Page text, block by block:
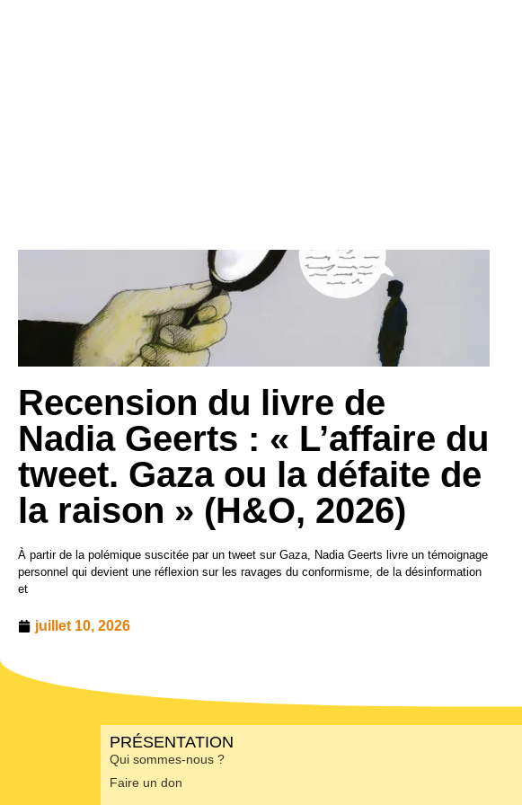
Recension du livre de
Nadia Geerts : « L’affaire du
tweet. Gaza ou la défaite de
la raison » (H&O, 2026)
À partir de la polémique suscitée par un tweet sur Gaza, Nadia Geerts livre un témoignage
personnel qui devient une réflexion sur les ravages du conformisme, de la désinformation
et
juillet 10, 2026
PRÉSENTATION
Qui sommes-nous ?
Faire un don